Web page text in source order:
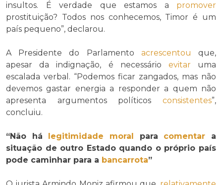
insultos. É verdade que estamos a promover
prostituição? Todos nos conhecemos, Timor é um
país pequeno”, declarou.
A Presidente do Parlamento acrescentou que,
apesar da indignação, é necessário evitaruma
escalada verbal. “Podemos ficar zangados, mas não
devemos gastar energia a responder a quem não
apresenta argumentos políticos consistentes”,
concluiu.
“Não há legitimidade moral para comentar a
situação de outro Estado quando o próprio país
pode caminhar para a bancarrota”